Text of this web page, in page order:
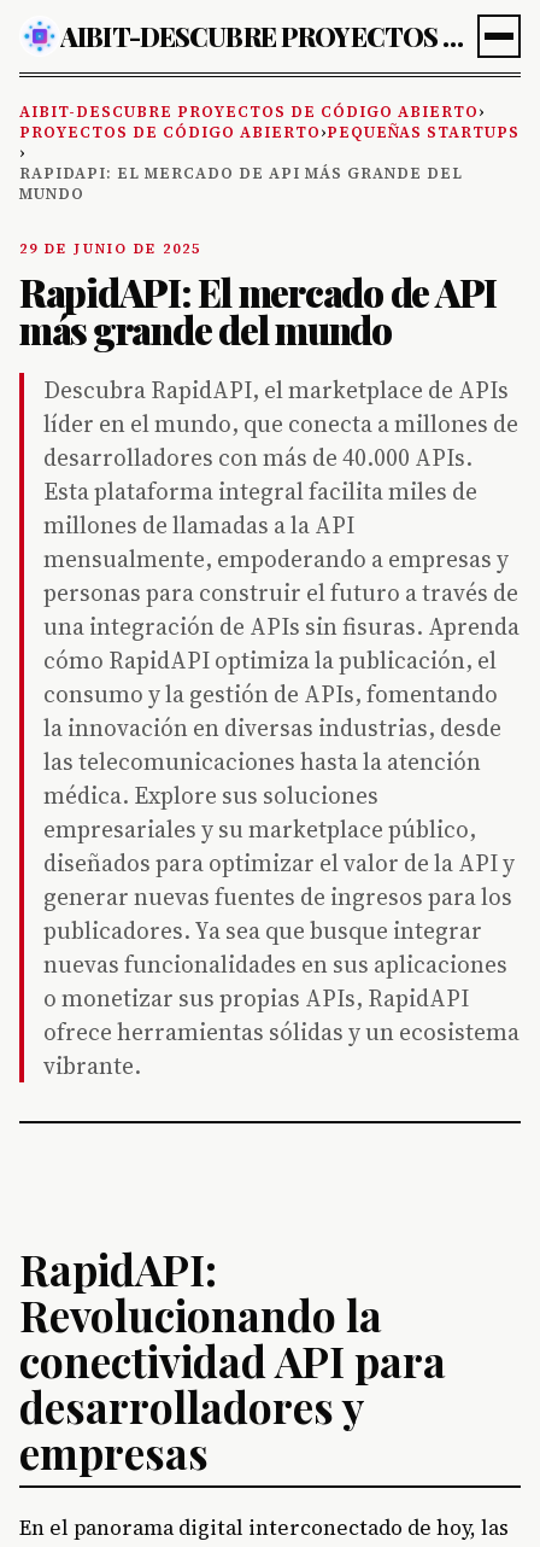
AIBIT-DESCUBRE PROYECTOS DE CÓDIGO ABIERTO
AIBIT-DESCUBRE PROYECTOS DE CÓDIGO ABIERTO›
PROYECTOS DE CÓDIGO ABIERTO›PEQUEÑAS STARTUPS
›
RAPIDAPI: EL MERCADO DE API MÁS GRANDE DEL
MUNDO
29 DE JUNIO DE 2025
RapidAPI: El mercado de API
más grande del mundo
Descubra RapidAPI, el marketplace de APIs
líder en el mundo, que conecta a millones de
desarrolladores con más de 40.000 APIs.
Esta plataforma integral facilita miles de
millones de llamadas a la API
mensualmente, empoderando a empresas y
personas para construir el futuro a través de
una integración de APIs sin fisuras. Aprenda
cómo RapidAPI optimiza la publicación, el
consumo y la gestión de APIs, fomentando
la innovación en diversas industrias, desde
las telecomunicaciones hasta la atención
médica. Explore sus soluciones
empresariales y su marketplace público,
diseñados para optimizar el valor de la API y
generar nuevas fuentes de ingresos para los
publicadores. Ya sea que busque integrar
nuevas funcionalidades en sus aplicaciones
o monetizar sus propias APIs, RapidAPI
ofrece herramientas sólidas y un ecosistema
vibrante.
RapidAPI:
Revolucionando la
conectividad API para
desarrolladores y
empresas
En el panorama digital interconectado de hoy, las